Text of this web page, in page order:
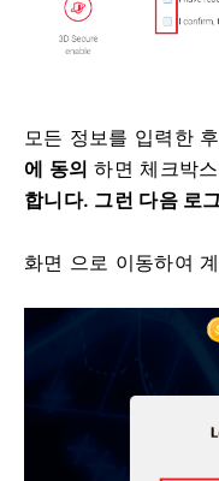
모든 정보를 입력한
에 동의 하면체크박
합니다. 그런 다음 로
화면 으로 이동하여